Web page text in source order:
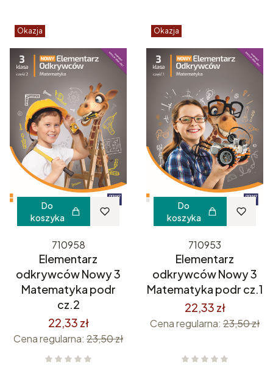
Okazja
Do
koszyka
710958
Elementarz
odkrywców Nowy 3
Matematyka podr
cz.2
22,33 zł
Cena regularna: 23,50 zł
Okazja
Do
koszyka
710953
Elementarz
odkrywców Nowy 3
Matematyka podr cz.1
22,33 zł
Cena regularna: 23,50 zł